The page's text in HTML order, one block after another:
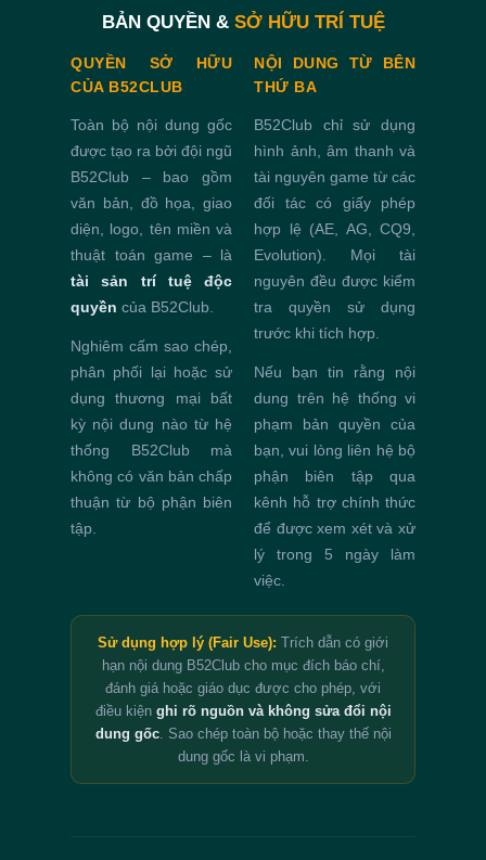
BẢN QUYỀN & SỞ HỮU TRÍ TUỆ
QUYỀN SỞ HỮU
CỦA B52CLUB
Toàn bộ nội dung gốc
được tạo ra bởi đội ngũ
B52Club – bao gồm
văn bản, đồ họa, giao
diện, logo, tên miền và
thuật toán game – là
tài sản trí tuệ độc
quyền của B52Club.
Nghiêm cấm sao chép,
phân phối lại hoặc sử
dụng thương mại bất
kỳ nội dung nào từ hệ
thống B52Club mà
không có văn bản chấp
thuận từ bộ phận biên
tập.
NỘI DUNG TỪ BÊN
THỨ BA
B52Club chỉ sử dụng
hình ảnh, âm thanh và
tài nguyên game từ các
đối tác có giấy phép
hợp lệ (AE, AG, CQ9,
Evolution). Mọi tài
nguyên đều được kiểm
tra quyền sử dụng
trước khi tích hợp.
Nếu bạn tin rằng nội
dung trên hệ thống vi
phạm bản quyền của
bạn, vui lòng liên hệ bộ
phận biên tập qua
kênh hỗ trợ chính thức
để được xem xét và xử
lý trong 5 ngày làm
việc.
Sử dụng hợp lý (Fair Use): Trích dẫn có giới
hạn nội dung B52Club cho mục đích báo chí,
đánh giá hoặc giáo dục được cho phép, với
điều kiện ghi rõ nguồn và không sửa đổi nội
dung gốc. Sao chép toàn bộ hoặc thay thế nội
dung gốc là vi phạm.